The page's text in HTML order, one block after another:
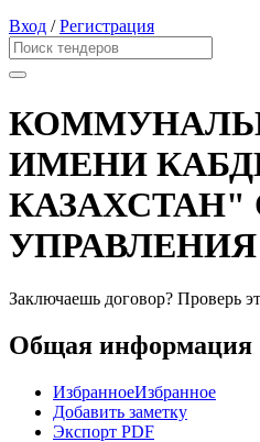
Вход /Регистрация
ИМЕНИ
КАЗАХСТАН"
Заключаешь договор? Проверь
Общая информация
ИзбранноеИзбранное
Добавить заметку
Экспорт PDF